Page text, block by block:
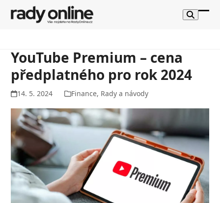
YouTube Premium – cena
předplatného pro rok 2024
14. 5. 2024 Finance, Rady a návody